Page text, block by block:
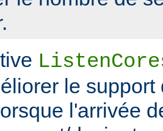
le
l'arrivée